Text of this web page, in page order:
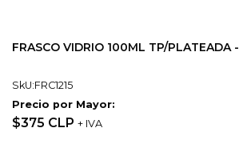
FRASCO VIDRIO 100ML TP/PLATEADA -
SkU:FRC1215
Precio por Mayor:
$375 CLP + IVA